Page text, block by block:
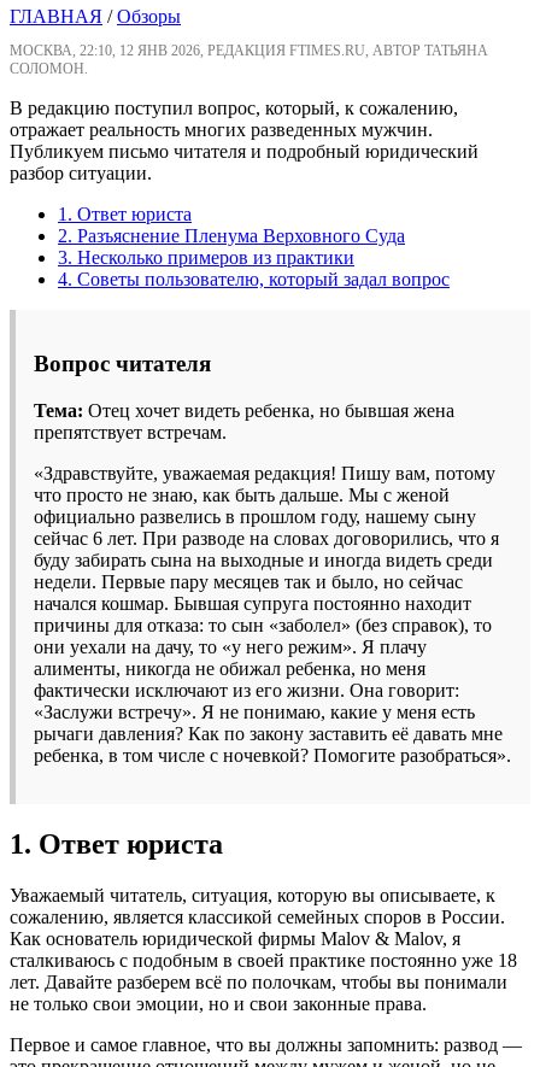
ГЛАВНАЯ /Обзоры
МОСКВА, 22:10, 12 ЯНВ 2026, РЕДАКЦИЯ FTIMES.RU, АВТОР ТАТЬЯНА
СОЛОМОН.
В редакцию поступил вопрос, который, к сожалению,
отражает реальность многих разведенных мужчин.
Публикуем письмо читателя и подробный юридический
разбор ситуации.
1. Ответ юриста
2. Разъяснение Пленума Верховного Суда
3. Несколько примеров из практики
4. Советы пользователю, который задал вопрос
Вопрос читателя
Тема: Отец хочет видеть ребенка, но бывшая жена
препятствует встречам.
«Здравствуйте, уважаемая редакция! Пишу вам, потому
что просто не знаю, как быть дальше. Мы с женой
официально развелись в прошлом году, нашему сыну
сейчас 6 лет. При разводе на словах договорились, что я
буду забирать сына на выходные и иногда видеть среди
недели. Первые пару месяцев так и было, но сейчас
начался кошмар. Бывшая супруга постоянно находит
причины для отказа: то сын «заболел» (без справок), то
они уехали на дачу, то «у него режим». Я плачу
алименты, никогда не обижал ребенка, но меня
фактически исключают из его жизни. Она говорит:
«Заслужи встречу». Я не понимаю, какие у меня есть
рычаги давления? Как по закону заставить её давать мне
ребенка, в том числе с ночевкой? Помогите разобраться».
1. Ответ юриста
Уважаемый читатель, ситуация, которую вы описываете, к
сожалению, является классикой семейных споров в России.
Как основатель юридической фирмы Malov & Malov, я
сталкиваюсь с подобным в своей практике постоянно уже 18
лет. Давайте разберем всё по полочкам, чтобы вы понимали
не только свои эмоции, но и свои законные права.
Первое и самое главное, что вы должны запомнить: развод —